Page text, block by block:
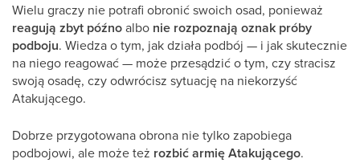
Wielu graczy nie potrafi obronić swoich osad, ponieważ
reagują zbyt późnoalbo nie rozpoznają oznak próby
podboju. Wiedza o tym, jak działa podbój — i jak skutecznie
na niego reagować — może przesądzić o tym, czy stracisz
swoją osadę, czy odwrócisz sytuację na niekorzyść
Atakującego.
Dobrze przygotowana obrona nie tylko zapobiega
podbojowi, ale może też rozbić armię Atakującego.